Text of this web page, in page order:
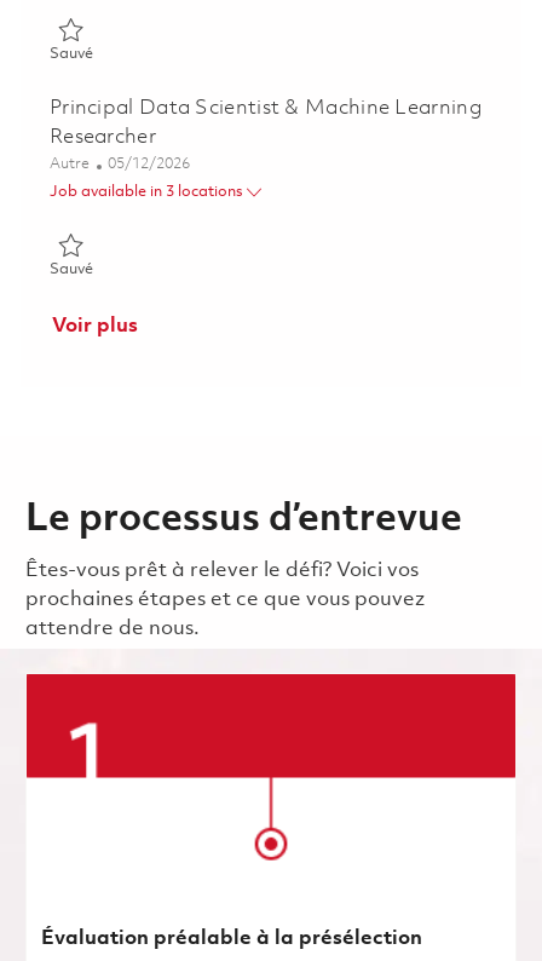
SauvéSauvé Application Support Engineer - 12 months' Fixed Term
Principal Data Scientist & Machine Learning
Researcher
Catégorie
Autre Posted Date
05/12/2026
Job available in 3 locations
SauvéSauvé Principal Data Scientist & Machine Learning Researcher
Voir plus
Le processus d’entrevue
Êtes-vous prêt à relever le défi? Voici vos
prochaines étapes et ce que vous pouvez
attendre de nous.
Évaluation préalable à la présélection